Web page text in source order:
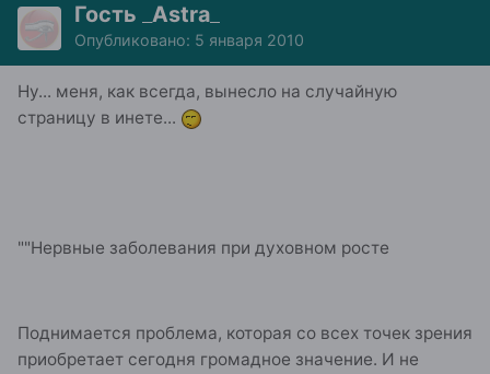
Гость _Astra_
Опубликовано: 5 января 2010
Ну... меня, как всегда, вынесло на случайную
страницу в инете...
""Нервные заболевания при духовном росте
Поднимается проблема, которая со всех точек зрения
приобретает сегодня громадное значение. И не